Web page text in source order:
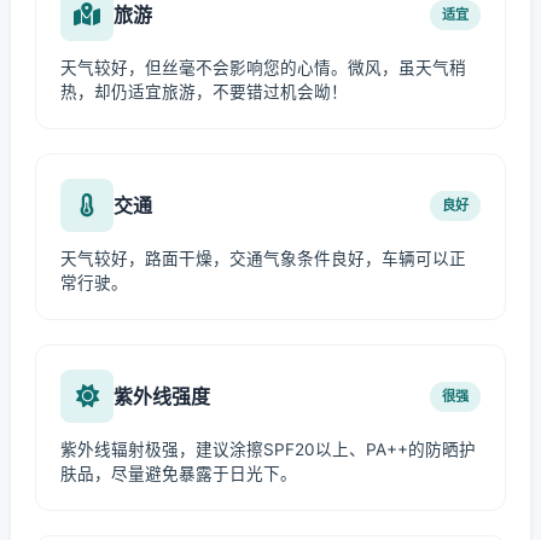
旅游 适宜
天气较好，但丝毫不会影响您的心情。微风，虽天气稍
热，却仍适宜旅游，不要错过机会呦！
交通 良好
天气较好，路面干燥，交通气象条件良好，车辆可以正
常行驶。
紫外线强度 很强
紫外线辐射极强，建议涂擦SPF20以上、PA++的防晒护
肤品，尽量避免暴露于日光下。